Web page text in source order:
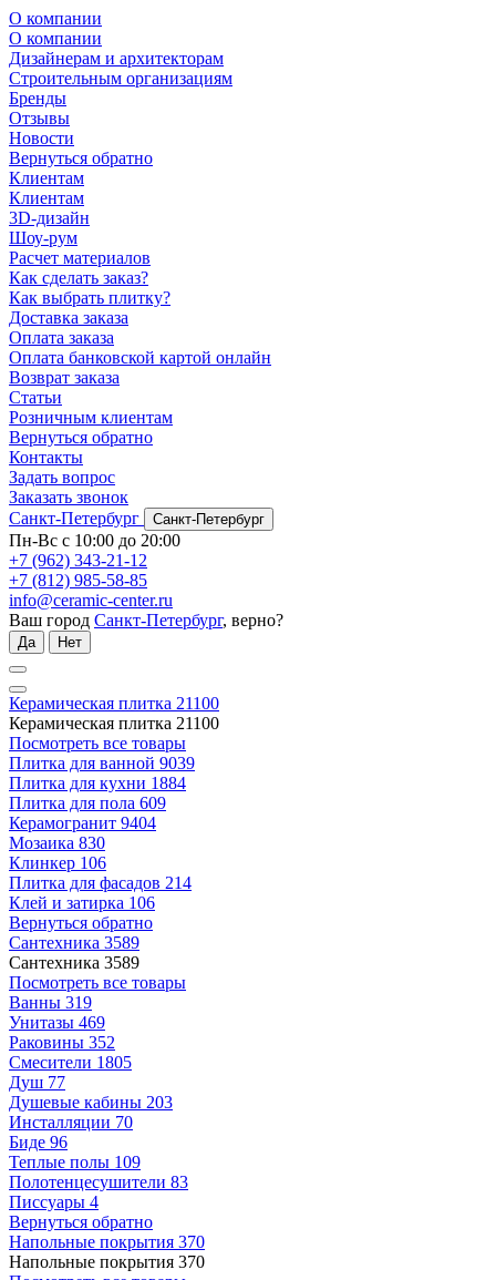
О компании
О компании
Дизайнерам и архитекторам
Строительным организациям
Бренды
Отзывы
Новости
Вернуться обратно
Клиентам
Клиентам
3D-дизайн
Шоу-рум
Расчет материалов
Как сделать заказ?
Как выбрать плитку?
Доставка заказа
Оплата заказа
Оплата банковской картой онлайн
Возврат заказа
Статьи
Розничным клиентам
Вернуться обратно
Контакты
Задать вопрос
Заказать звонок
Санкт-Петербург
Санкт-Петербург
Пн-Вс с 10:00 до 20:00
+7 (962) 343-21-12
+7 (812) 985-58-85
info@ceramic-center.ru
Ваш город Санкт-Петербург, верно?
Да Нет
Керамическая плитка 21100
Керамическая плитка 21100
Посмотреть все товары
Плитка для ванной 9039
Плитка для кухни 1884
Плитка для пола 609
Керамогранит 9404
Мозаика 830
Клинкер 106
Плитка для фасадов 214
Клей и затирка 106
Вернуться обратно
Сантехника 3589
Сантехника 3589
Посмотреть все товары
Ванны 319
Унитазы 469
Раковины 352
Смесители 1805
Душ 77
Душевые кабины 203
Инсталляции 70
Биде 96
Теплые полы 109
Полотенцесушители 83
Писсуары 4
Вернуться обратно
Напольные покрытия 370
Напольные покрытия 370